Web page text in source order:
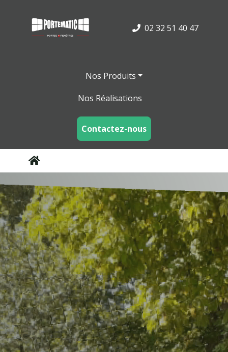
02 32 51 40 47
Nos Produits
Nos Réalisations
Contactez-nous